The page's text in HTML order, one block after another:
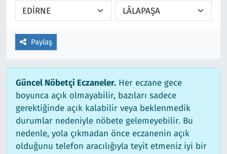
Paylaş
Güncel Nöbetçi Eczaneler.Her eczane gece
boyunca açık olmayabilir, bazıları sadece
gerektiğinde açık kalabilir veya beklenmedik
durumlar nedeniyle nöbete gelemeyebilir. Bu
nedenle, yola çıkmadan önce eczanenin açık
olduğunu telefon aracılığıyla teyit etmeniz iyi bir